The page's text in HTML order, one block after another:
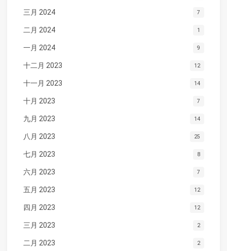
三月 2024 7
二月 2024 1
一月 2024 9
十二月 2023 12
十一月 2023 14
十月 2023 7
九月 2023 14
八月 2023 25
七月 2023 8
六月 2023 7
五月 2023 12
四月 2023 12
三月 2023 2
二月 2023 2